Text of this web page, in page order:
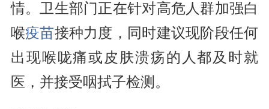
情。卫生部门正在针对高危人群加强白
喉疫苗接种力度，同时建议现阶段任何
出现喉咙痛或皮肤溃疡的人都及时就
医，并接受咽拭子检测。